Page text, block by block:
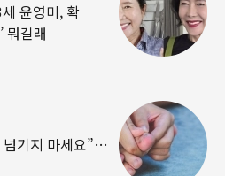
윤영미, 확
뭐길래
넘기지 마세요”…